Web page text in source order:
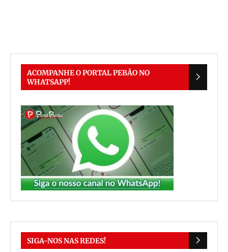
ACOMPANHE O PORTAL PEBÃO NO
WHATSAPP!
SIGA-NOS NAS REDES!